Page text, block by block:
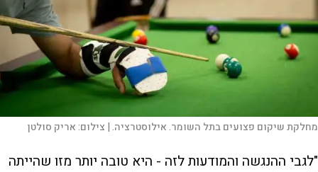
מחלקת שיקום פצועים בתל השומר. אילוסטרציה. | צילום:אריק סולטן
"לגבי ההנגשה והמודעות לזה - היא טובה יותר מזו שהייתה